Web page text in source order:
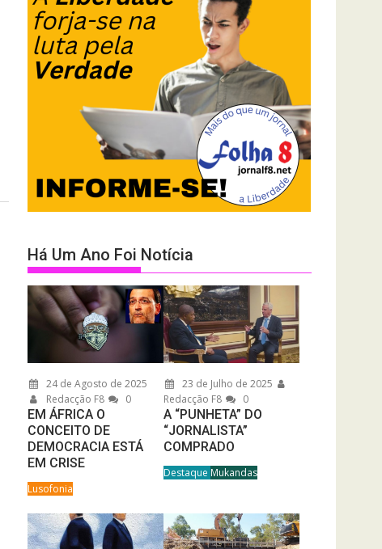
Há Um Ano Foi Notícia
24 de Agosto de 2025
Redacção F8
0
EM ÁFRICA O
CONCEITO DE
DEMOCRACIA ESTÁ
EM CRISE
Lusofonia
23 de Julho de 2025
Redacção F8
0
A “PUNHETA” DO
“JORNALISTA”
COMPRADO
Destaque Mukandas